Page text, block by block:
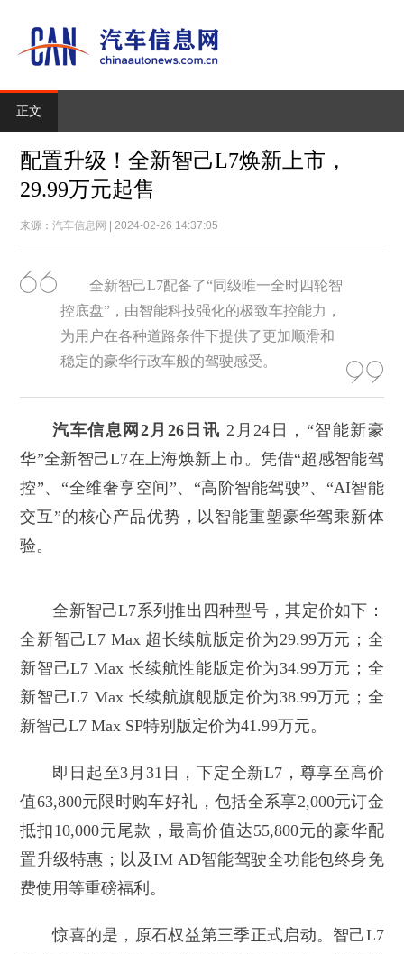
正文
配置升级！全新智己L7焕新上市，
29.99万元起售
来源：汽车信息网 | 2024-02-26 14:37:05
全新智己L7配备了“同级唯一全时四轮智
控底盘”，由智能科技强化的极致车控能力，
为用户在各种道路条件下提供了更加顺滑和
稳定的豪华行政车般的驾驶感受。
汽车信息网2月26日讯 2月24日，“智能新豪
华”全新智己L7在上海焕新上市。凭借“超感智能驾
控”、“全维奢享空间”、“高阶智能驾驶”、“AI智能
交互”的核心产品优势，以智能重塑豪华驾乘新体
验。
全新智己L7系列推出四种型号，其定价如下：
全新智己L7 Max 超长续航版定价为29.99万元；全
新智己L7 Max 长续航性能版定价为34.99万元；全
新智己L7 Max 长续航旗舰版定价为38.99万元；全
新智己L7 Max SP特别版定价为41.99万元。
即日起至3月31日，下定全新L7，尊享至高价
值63,800元限时购车好礼，包括全系享2,000元订金
抵扣10,000元尾款，最高价值达55,800元的豪华配
置升级特惠；以及IM AD智能驾驶全功能包终身免
费使用等重磅福利。
惊喜的是，原石权益第三季正式启动。智己L7